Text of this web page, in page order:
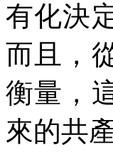
有化決
而且，
衡量，
來的共